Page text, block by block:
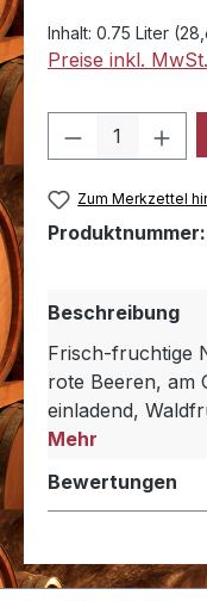
Inhalt: 0.75 Liter
Preise inkl.
Produkt
Zum Merkzettel
Produktnummer:
Beschreibung
Frisch-fruchtige
rote Beeren, am
einladend,
Mehr
Bewertungen